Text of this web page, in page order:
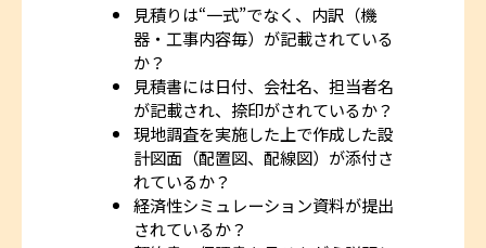
見積りは“一式”でなく、内訳（機
器・工事内容毎）が記載されている
か？
見積書には日付、会社名、担当者名
が記載され、捺印がされているか？
現地調査を実施した上で作成した設
計図面（配置図、配線図）が添付さ
れているか？
経済性シミュレーション資料が提出
されているか？